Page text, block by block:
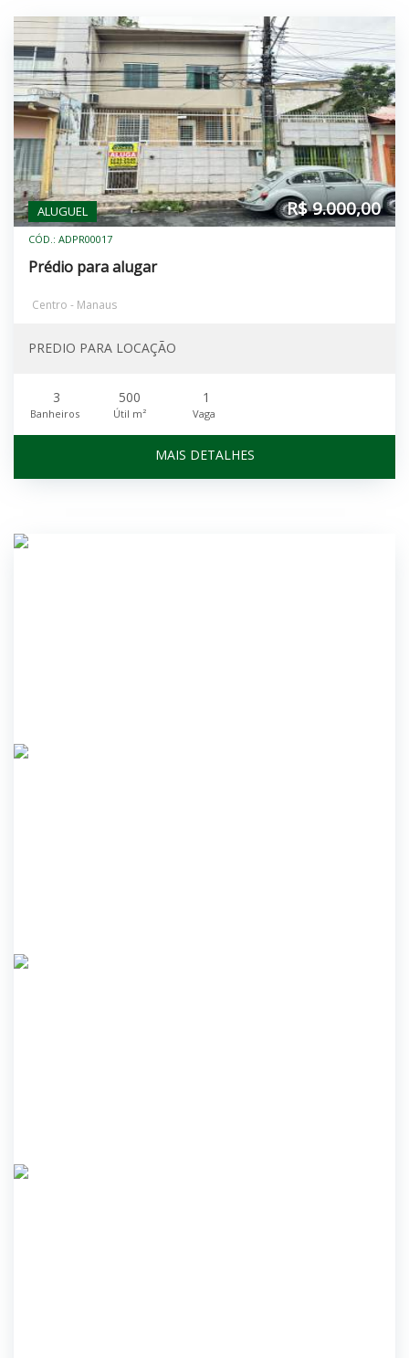
ALUGUEL R$ 9.000,00
CÓD.: ADPR00017
Prédio para alugar
Centro - Manaus
PREDIO PARA LOCAÇÃO
3
Banheiros
500
Útil m²
1
Vaga
MAIS DETALHES